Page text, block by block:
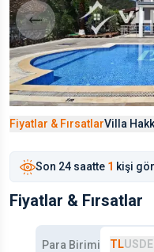
Fiyatlar & FırsatlarVilla
Son 24 saatte 1 kişi
Fiyatlar & Fırsatlar
Para Birimi TLUSD